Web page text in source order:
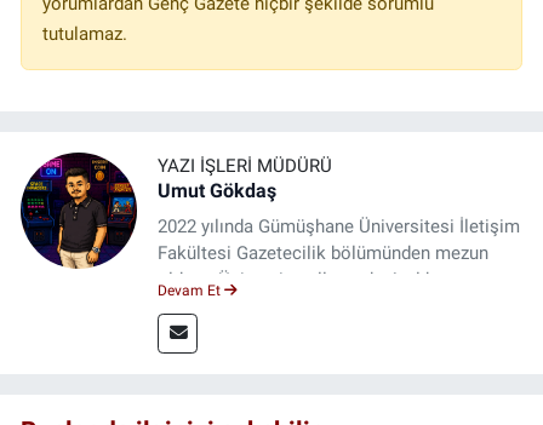
tutulamaz.
YAZI İŞLERI MÜDÜRÜ
Umut Gökdaş
2022 yılında Gümüşhane Üniversitesi İletişim
Fakültesi Gazetecilik bölümünden mezun
oldum. Üniversite yıllarımda 4 yıl boyunca
saha deneyimi kazandım. 2023 yılından beri
Genç Gazete'de okurlarımıza haber
Devam Et